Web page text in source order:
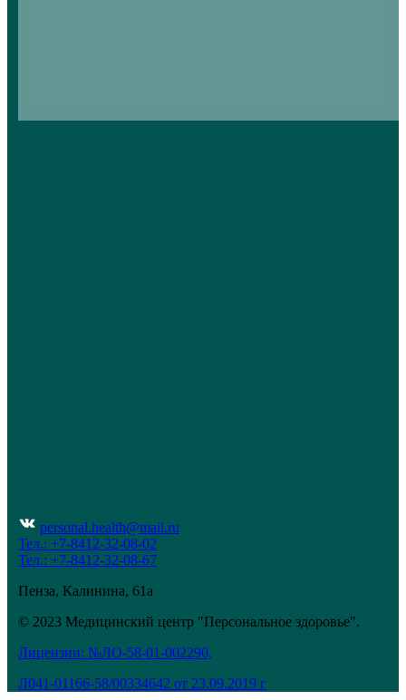
personal.health@mail.ru
Тел.: +7-8412-32-08-02
Тел.: +7-8412-32-08-67
Пенза, Калинина, 61а
© 2023 Медицинский центр "Персональное здоровье".
Лицензии: №ЛО-58-01-002290,
Л041-01166-58/00334642 от 23.09.2019 г